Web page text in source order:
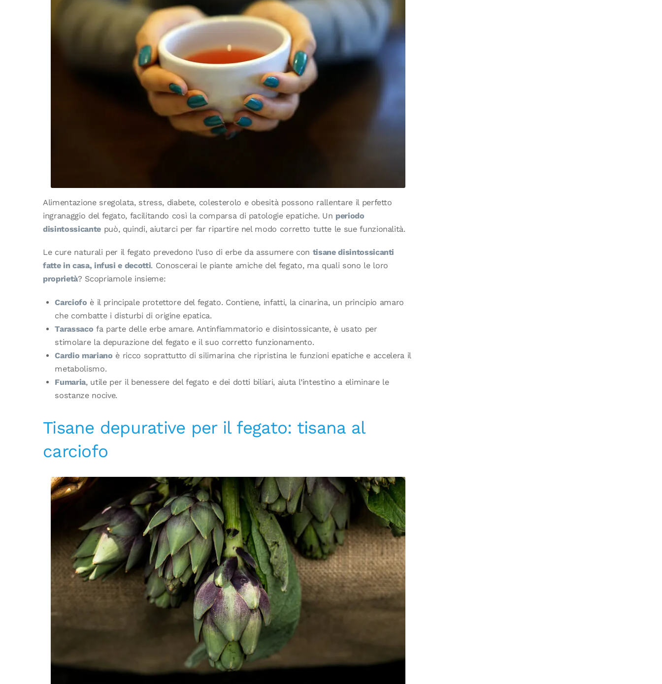
Alimentazione sregolata, stress, diabete, colesterolo e obesità possono rallentare il perfetto
ingranaggio del fegato, facilitando così la comparsa di patologie epatiche. Un periodo
disintossicantepuò, quindi, aiutarci per far ripartire nel modo corretto tutte le sue funzionalità.
Le cure naturali per il fegato prevedono l’uso di erbe da assumere con tisane disintossicanti
fatte in casa, infusi e decotti. Conoscerai le piante amiche del fegato, ma quali sono le loro
proprietà? Scopriamole insieme:
Carciofo è il principale protettore del fegato. Contiene, infatti, la cinarina, un principio amaro
che combatte i disturbi di origine epatica.
Tarassaco fa parte delle erbe amare. Antinfiammatorio e disintossicante, è usato per
stimolare la depurazione del fegato e il suo corretto funzionamento.
Cardio mariano è ricco soprattutto di silimarina che ripristina le funzioni epatiche e accelera il
metabolismo.
Fumaria, utile per il benessere del fegato e dei dotti biliari, aiuta l’intestino a eliminare le
sostanze nocive.
Tisane depurative per il fegato: tisana al
carciofo